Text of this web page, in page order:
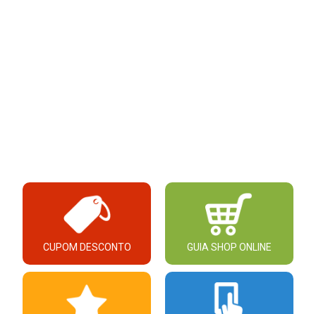
CUPOM DESCONTO GUIA SHOP ONLINE